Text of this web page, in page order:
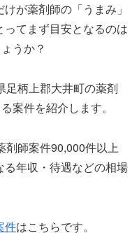
が薬剤師の「うまみ」
てまず目安となるのは
うか？
足柄上郡大井町の薬剤
案件を紹介します。
剤師案件90,000件以上
年収・待遇などの相場
件はこちらです。